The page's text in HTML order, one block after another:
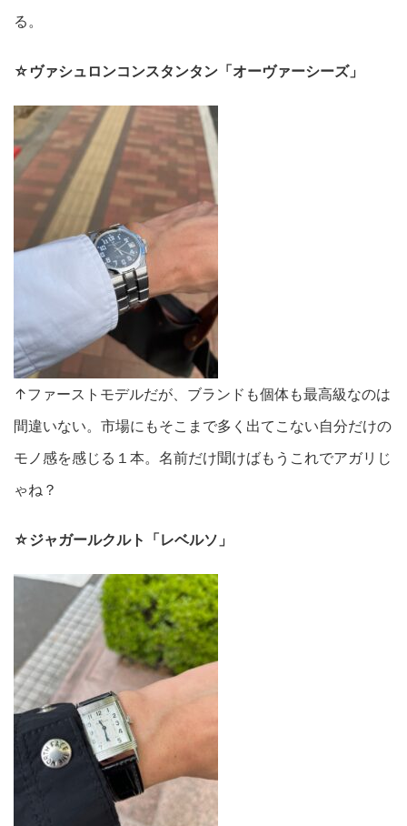
る。
☆ヴァシュロンコンスタンタン「オーヴァーシーズ」
↑ファーストモデルだが、ブランドも個体も最高級なのは
間違いない。市場にもそこまで多く出てこない自分だけの
モノ感を感じる１本。名前だけ聞けばもうこれでアガリじ
ゃね？
☆ジャガールクルト「レベルソ」